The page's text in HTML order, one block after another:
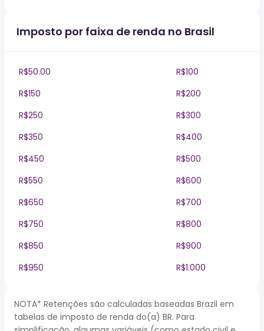
Imposto por faixa de renda no Brasil
R$50.00
R$100
R$150
R$200
R$250
R$300
R$350
R$400
R$450
R$500
R$550
R$600
R$650
R$700
R$750
R$800
R$850
R$900
R$950
R$1.000
NOTA* Retenções são calculadas baseadas Brazil em
tabelas de imposto de renda do(a) BR. Para